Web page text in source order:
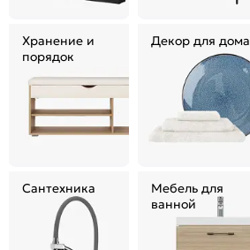
Хранение и
порядок
Декор для дома
Сантехника
Мебель для
ванной